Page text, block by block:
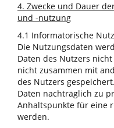
4. Zwecke und Dauer
und -nutzung
4.1 Informatorische
Die Nutzungsdaten
Daten des Nutzers
nicht zusammen mit
des Nutzers
Daten nachträglich zu
Anhaltspunkte für eine
werden.